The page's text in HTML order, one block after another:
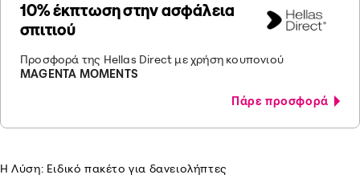
10% έκπτωση στην ασφάλεια
σπιτιού
Προσφορά της Hellas Direct με χρήση κουπονιού
MAGENTA MOMENTS
Πάρε προσφορά
Η Λύση: Ειδικό πακέτο για δανειολήπτες